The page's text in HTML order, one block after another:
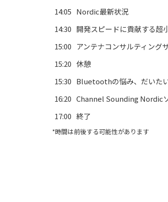
14:05 Nordic最新状況
14:30 開発スピードに貢献する超
15:00
アンテナコンサルティング
15:20 休憩
15:30 Bluetoothの悩み、だいた
16:20 Channel Sounding Nordic
17:00 終了
*時間は前後する可能性があります